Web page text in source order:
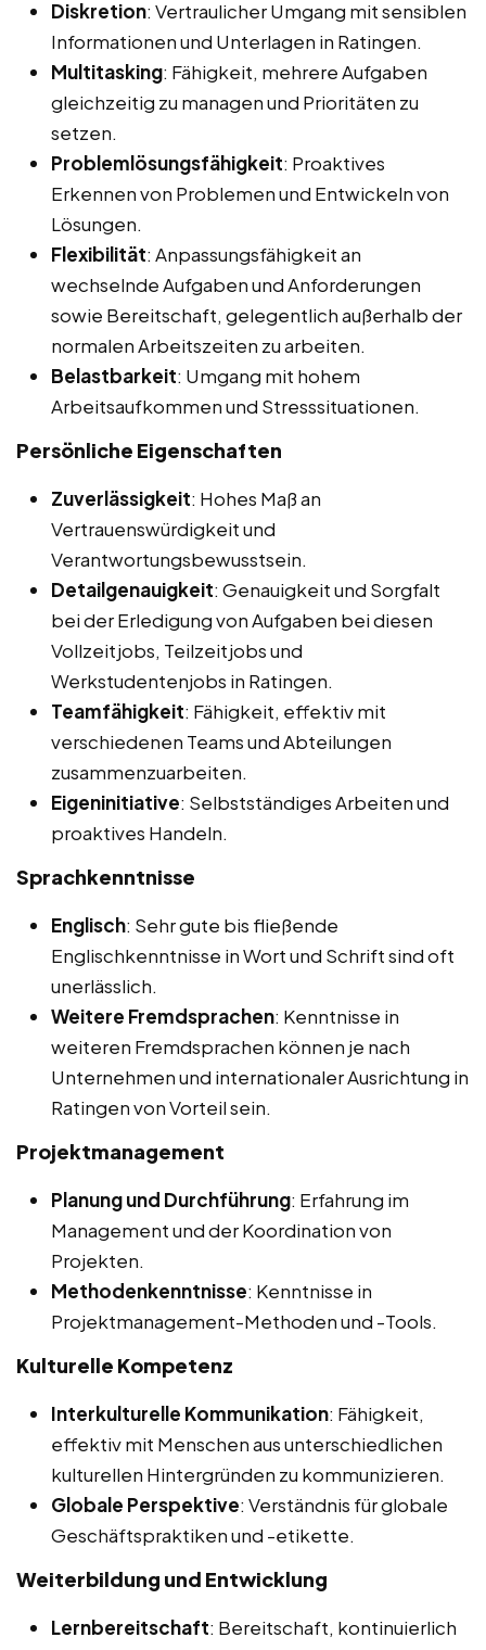
Diskretion: Vertraulicher Umgang mit sensiblen
Informationen und Unterlagen in Ratingen.
Multitasking: Fähigkeit, mehrere Aufgaben
gleichzeitig zu managen und Prioritäten zu
setzen.
Problemlösungsfähigkeit: Proaktives
Erkennen von Problemen und Entwickeln von
Lösungen.
Flexibilität: Anpassungsfähigkeit an
wechselnde Aufgaben und Anforderungen
sowie Bereitschaft, gelegentlich außerhalb der
normalen Arbeitszeiten zu arbeiten.
Belastbarkeit: Umgang mit hohem
Arbeitsaufkommen und Stresssituationen.
Persönliche Eigenschaften
Zuverlässigkeit: Hohes Maß an
Vertrauenswürdigkeit und
Verantwortungsbewusstsein.
Detailgenauigkeit: Genauigkeit und Sorgfalt
bei der Erledigung von Aufgaben bei diesen
Vollzeitjobs, Teilzeitjobs und
Werkstudentenjobs in Ratingen.
Teamfähigkeit: Fähigkeit, effektiv mit
verschiedenen Teams und Abteilungen
zusammenzuarbeiten.
Eigeninitiative: Selbstständiges Arbeiten und
proaktives Handeln.
Sprachkenntnisse
Englisch: Sehr gute bis fließende
Englischkenntnisse in Wort und Schrift sind oft
unerlässlich.
Weitere Fremdsprachen: Kenntnisse in
weiteren Fremdsprachen können je nach
Unternehmen und internationaler Ausrichtung in
Ratingen von Vorteil sein.
Projektmanagement
Planung und Durchführung: Erfahrung im
Management und der Koordination von
Projekten.
Methodenkenntnisse: Kenntnisse in
Projektmanagement-Methoden und -Tools.
Kulturelle Kompetenz
Interkulturelle Kommunikation: Fähigkeit,
effektiv mit Menschen aus unterschiedlichen
kulturellen Hintergründen zu kommunizieren.
Globale Perspektive: Verständnis für globale
Geschäftspraktiken und -etikette.
Weiterbildung und Entwicklung
Lernbereitschaft: Bereitschaft, kontinuierlich